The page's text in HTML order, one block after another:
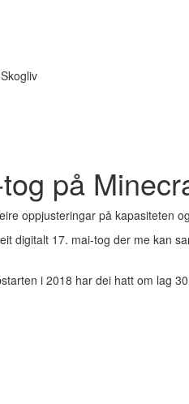
på
oppjusteringar på kapasiteten
digitalt 17. mai-tog der me kan
i 2018 har dei hatt om lag